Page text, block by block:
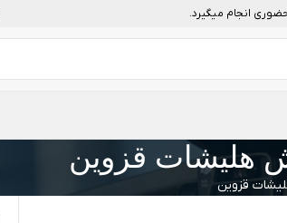
انجام میگیرد.
هلیشات قزوین
قزوین